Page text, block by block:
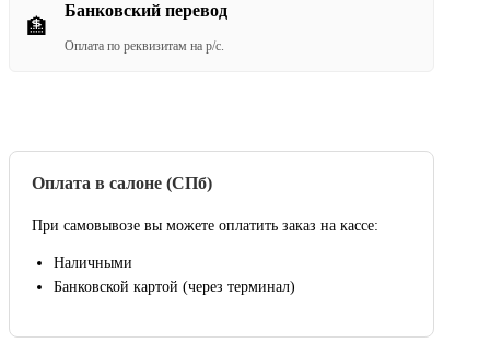
🏦
Банковский перевод
Оплата по реквизитам на р/с.
Оплата в салоне (СПб)
При самовывозе вы можете оплатить заказ на кассе:
Наличными
Банковской картой (через терминал)